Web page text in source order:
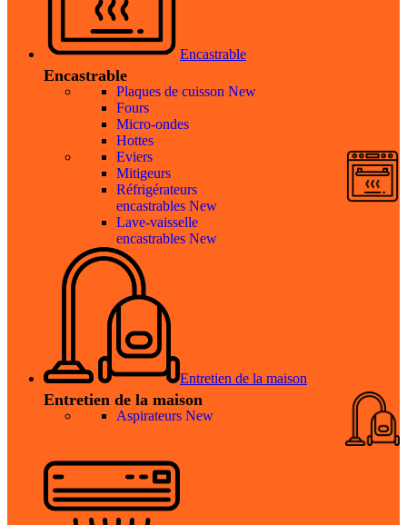
Encastrable
Encastrable
Plaques de cuisson New
Fours
Micro-ondes
Hottes
Eviers
Mitigeurs
Réfrigérateurs
encastrables New
Lave-vaisselle
encastrables New
Entretien de la maison
Entretien de la maison
Aspirateurs New